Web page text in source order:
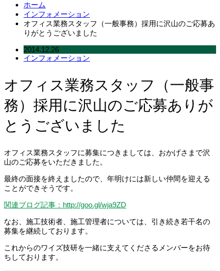
ホーム
インフォメーション
オフィス業務スタッフ（一般事務）採用に沢山のご応募あ
りがとうございました
2014.12.26
インフォメーション
オフィス業務スタッフ（一般事
務）採用に沢山のご応募ありが
とうございました
オフィス業務スタッフに募集につきましては、おかげさまで沢
山のご応募をいただきました。
最終の面接を終えましたので、年明けには新しい仲間を迎える
ことができそうです。
関連ブログ記事：http://goo.gl/wja9ZD
なお、施工技術者、施工管理者については、引き続き若干名の
募集を継続しております。
これからのワイズ技研を一緒に支えてくださるメンバーをお待
ちしております。